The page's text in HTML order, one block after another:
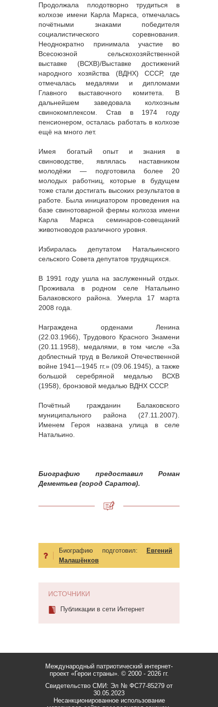
Продолжала плодотворно трудиться в
колхозе имени Карла Маркса, отмечалась
почётными знаками победителя
социалистического соревнования.
Неоднократно принимала участие во
Всесоюзной сельскохозяйственной
выставке (ВСХВ)/Выставке достижений
народного хозяйства (ВДНХ) СССР, где
отмечалась медалями и дипломами
Главного выставочного комитета. В
дальнейшем заведовала колхозным
свинокомплексом. Став в 1974 году
пенсионером, осталась работать в колхозе
ещё на много лет.
Имея богатый опыт и знания в
свиноводстве, являлась наставником
молодёжи — подготовила более 20
молодых работниц, которые в будущем
тоже стали достигать высоких результатов в
работе. Была инициатором проведения на
базе свинотоварной фермы колхоза имени
Карла Маркса семинаров-совещаний
животноводов различного уровня.
Избиралась депутатом Натальинского
сельского Совета депутатов трудящихся.
В 1991 году ушла на заслуженный отдых.
Проживала в родном селе Натальино
Балаковского района. Умерла 17 марта
2008 года.
Награждена орденами Ленина
(22.03.1966), Трудового Красного Знамени
(20.11.1958), медалями, в том числе «За
доблестный труд в Великой Отечественной
войне 1941—1945 гг.» (09.06.1945), а также
большой серебряной медалью ВСХВ
(1958), бронзовой медалью ВДНХ СССР.
Почётный гражданин Балаковского
муниципального района (27.11.2007).
Именем Героя названа улица в селе
Натальино.
Биографию предоставил Роман
Дементьев (город Саратов).
Биографию подготовил:
Евгений
Малашёнков
ИСТОЧНИКИ
Публикации в сети Интернет
Международный патриотический интернет-
проект «Герои страны». © 2000 - 2026 гг.
Свидетельство СМИ: Эл № ФС77-85279 от
30.05.2023
Несанкционированное использование